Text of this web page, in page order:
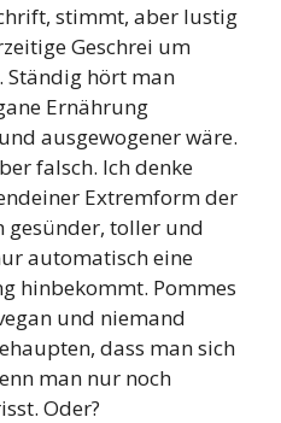
stimmt, aber lustig
Geschrei um
Ständig hört man
Ernährung
ausgewogener wäre.
falsch. Ich denke
Extremform der
gesünder, toller und
automatisch eine
hinbekommt. Pommes
und niemand
dass man sich
man nur noch
Oder?